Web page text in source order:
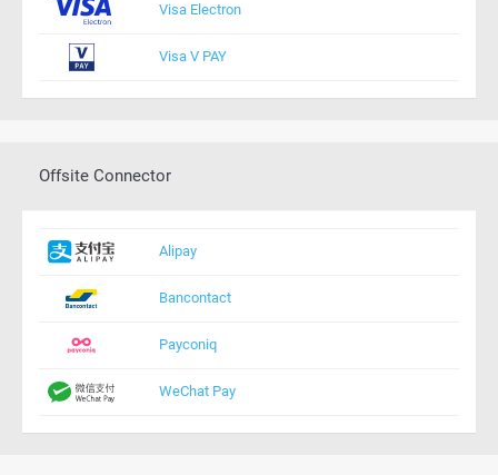
Visa Electron
Visa V PAY
Offsite Connector
Alipay
Bancontact
Payconiq
WeChat Pay